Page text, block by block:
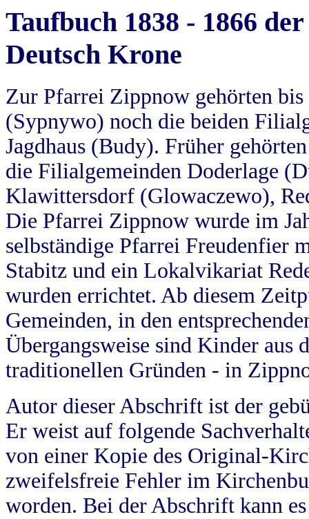
Taufbuch 1838 - 1866
Deutsch Krone
Zur Pfarrei Zippnow gehörten
(Sypnywo) noch die beiden
Jagdhaus (Budy). Früher
die Filialgemeinden Doderlage
Klawittersdorf (Glowaczewo),
Die Pfarrei Zippnow wurde im
selbständige Pfarrei Freudenfier
Stabitz und ein Lokalvikariat
wurden errichtet. Ab diesem
Gemeinden, in den
Übergangsweise sind Kinder aus
traditionellen Gründen - in
Autor dieser Abschrift ist der
Er weist auf folgende
von einer Kopie des Original-
zweifelsfreie Fehler im
worden. Bei der Abschrift kann